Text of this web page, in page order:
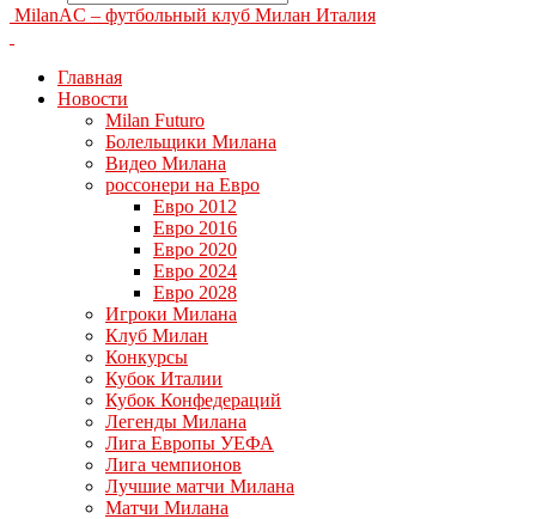
MilanAC – футбольный клуб Милан Италия
Главная
Новости
Milan Futuro
Болельщики Милана
Видео Милана
россонери на Евро
Евро 2012
Евро 2016
Евро 2020
Евро 2024
Евро 2028
Игроки Милана
Клуб Милан
Конкурсы
Кубок Италии
Кубок Конфедераций
Легенды Милана
Лига Европы УЕФА
Лига чемпионов
Лучшие матчи Милана
Матчи Милана